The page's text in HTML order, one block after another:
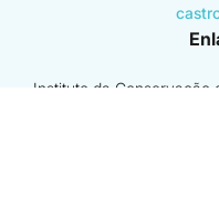
Instituto da Conservação